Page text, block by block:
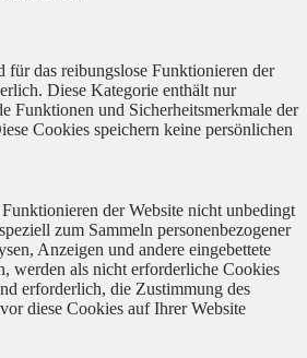
für das reibungslose Funktionieren der
Diese Kategorie enthält nur
Funktionen und Sicherheitsmerkmale der
Cookies speichern keine persönlichen
der Website nicht unbedingt
zum Sammeln personenbezogener
Anzeigen und andere eingebettete
werden als nicht erforderliche Cookies
erforderlich, die Zustimmung des
diese Cookies auf Ihrer Website